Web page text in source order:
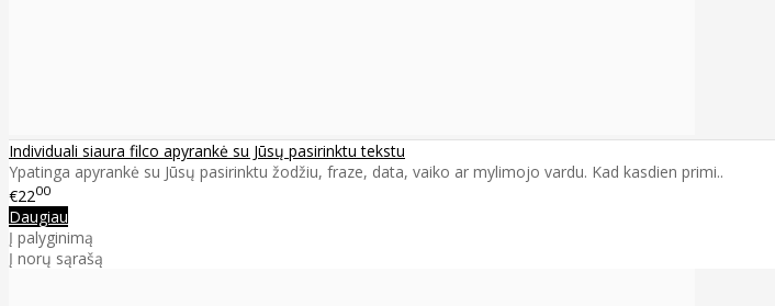
Individuali siaura filco apyrankė su Jūsų pasirinktu tekstu
Ypatinga apyrankė su Jūsų pasirinktu žodžiu, fraze, data, vaiko ar mylimojo vardu. Kad kasdien primi..
€2200
Daugiau
Į palyginimą
Į norų sąrašą